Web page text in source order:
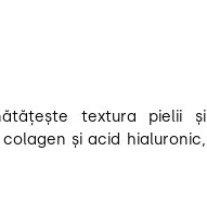
textura pielii și
și acid hialuronic,